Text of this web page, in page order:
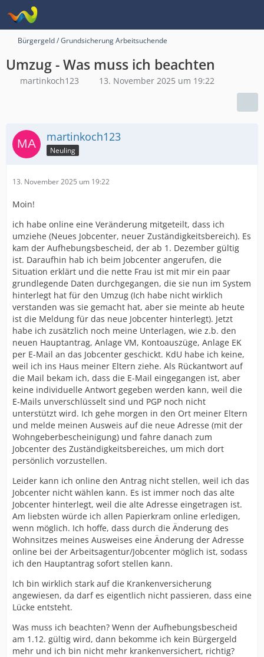
Bürgergeld / Grundsicherung Arbeitsuchende
Umzug - Was muss ich beachten
martinkoch123 13. November 2025 um 19:22
martinkoch123
Neuling
13. November 2025 um 19:22
Moin!
ich habe online eine Veränderung mitgeteilt, dass ich
umziehe (Neues Jobcenter, neuer Zuständigkeitsbereich). Es
kam der Aufhebungsbescheid, der ab 1. Dezember gültig
ist. Daraufhin hab ich beim Jobcenter angerufen, die
Situation erklärt und die nette Frau ist mit mir ein paar
grundlegende Daten durchgegangen, die sie nun im System
hinterlegt hat für den Umzug (Ich habe nicht wirklich
verstanden was sie gemacht hat, aber sie meinte ab heute
ist die Meldung für das neue Jobcenter hinterlegt). Jetzt
habe ich zusätzlich noch meine Unterlagen, wie z.b. den
neuen Hauptantrag, Anlage VM, Kontoauszüge, Anlage EK
per E-Mail an das Jobcenter geschickt. KdU habe ich keine,
weil ich ins Haus meiner Eltern ziehe. Als Rückantwort auf
die Mail bekam ich, dass die E-Mail eingegangen ist, aber
keine individuelle Antwort gegeben werden kann, weil die
E-Mails unverschlüsselt sind und PGP noch nicht
unterstützt wird. Ich gehe morgen in den Ort meiner Eltern
und melde meinen Ausweis auf die neue Adresse (mit der
Wohngeberbescheinigung) und fahre danach zum
Jobcenter des Zuständigkeitsbereiches, um mich dort
persönlich vorzustellen.
Leider kann ich online den Antrag nicht stellen, weil ich das
Jobcenter nicht wählen kann. Es ist immer noch das alte
Jobcenter hinterlegt, weil die alte Adresse eingetragen ist.
Am liebsten würde ich allen Papierkram online erledigen,
wenn möglich. Ich hoffe, dass durch die Änderung des
Wohnsitzes meines Ausweises eine Änderung der Adresse
online bei der Arbeitsagentur/Jobcenter möglich ist, sodass
ich den Hauptantrag sofort stellen kann.
Ich bin wirklich stark auf die Krankenversicherung
angewiesen, da darf es eigentlich nicht passieren, dass eine
Lücke entsteht.
Was muss ich beachten? Wenn der Aufhebungsbescheid
am 1.12. gültig wird, dann bekomme ich kein Bürgergeld
mehr und ich bin nicht mehr krankenversichert, richtig?